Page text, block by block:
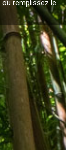
ou remplissez le